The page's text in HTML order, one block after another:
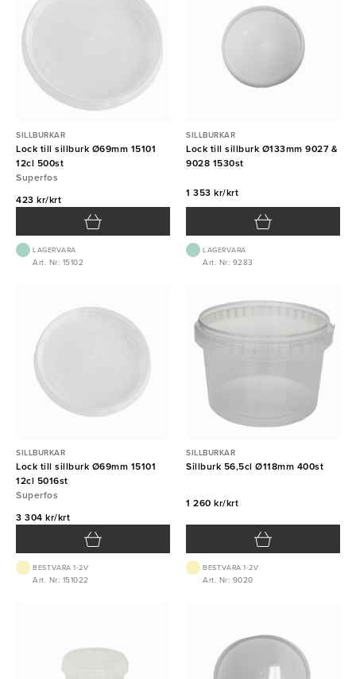
SILLBURKAR
Lock till sillburk Ø69mm 15101
12cl 500st
Superfos
423 kr/krt
LAGERVARA
Art. Nr: 15102
SILLBURKAR
Lock till sillburk Ø133mm 9027 &
9028 1530st
1 353 kr/krt
LAGERVARA
Art. Nr: 9283
SILLBURKAR
Lock till sillburk Ø69mm 15101
12cl 5016st
Superfos
3 304 kr/krt
BEST.VARA 1-2V
Art. Nr: 151022
SILLBURKAR
Sillburk 56,5cl Ø118mm 400st
1 260 kr/krt
BEST.VARA 1-2V
Art. Nr: 9020